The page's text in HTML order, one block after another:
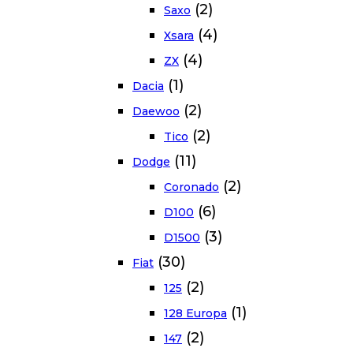
Saxo (2)
Xsara (4)
ZX (4)
Dacia (1)
Daewoo (2)
Tico (2)
Dodge (11)
Coronado (2)
D100 (6)
D1500 (3)
Fiat (30)
125 (2)
128 Europa (1)
147 (2)